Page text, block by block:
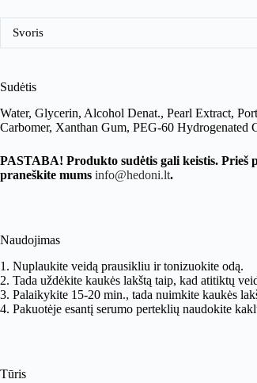
Svoris
Sudėtis
Water, Glycerin, Alcohol Denat., Pearl Extract,
Carbomer, Xanthan Gum, PEG-60
PASTABA! Produkto sudėtis gali keistis. Prieš
praneškite mums info@hedoni.lt.
Naudojimas
1. Nuplaukite veidą prausikliu ir tonizuokite odą.
2. Tada uždėkite kaukės lakštą taip, kad atitiktų
3. Palaikykite 15-20 min., tada nuimkite kaukės
4. Pakuotėje esantį serumo perteklių naudokite
Tūris